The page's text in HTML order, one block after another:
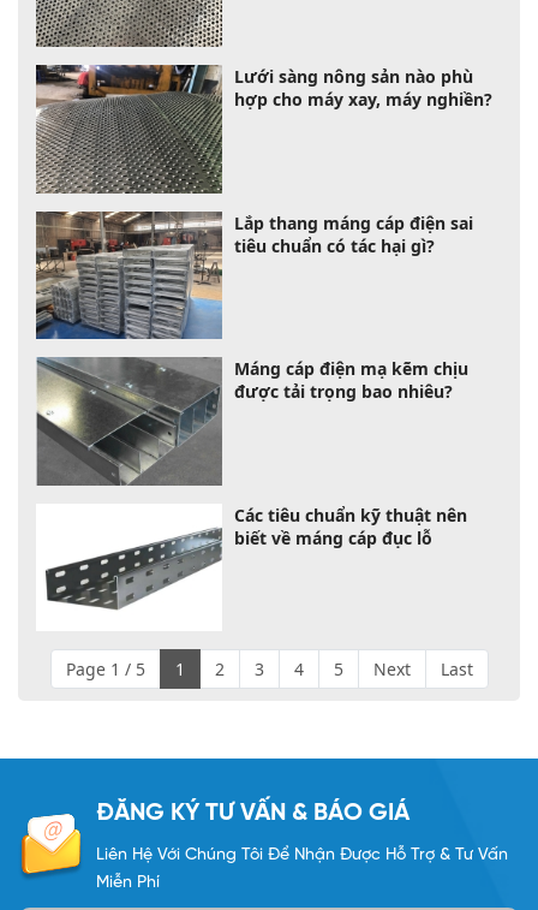
Lưới sàng nông sản nào phù
hợp cho máy xay, máy nghiền?
Lắp thang máng cáp điện sai
tiêu chuẩn có tác hại gì?
Máng cáp điện mạ kẽm chịu
được tải trọng bao nhiêu?
Các tiêu chuẩn kỹ thuật nên
biết về máng cáp đục lỗ
Page 1 / 5 1 2 3 4 5 Next Last
ĐĂNG KÝ TƯ VẤN & BÁO GIÁ
Liên Hệ Với Chúng Tôi Để Nhận Được Hỗ Trợ & Tư Vấn
Miễn Phí